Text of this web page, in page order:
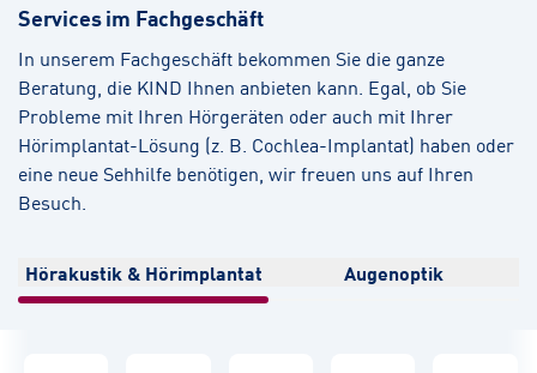
Services im Fachgeschäft
In unserem Fachgeschäft bekommen Sie die ganze
Beratung, die KIND Ihnen anbieten kann. Egal, ob Sie
Probleme mit Ihren Hörgeräten oder auch mit Ihrer
Hörimplantat-Lösung (z. B. Cochlea-Implantat) haben oder
eine neue Sehhilfe benötigen, wir freuen uns auf Ihren
Besuch.
Hörakustik & Hörimplantat Augenoptik